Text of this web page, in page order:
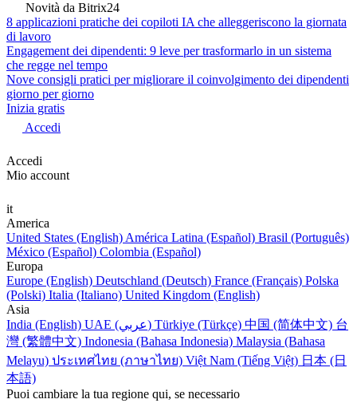
Novità da Bitrix24
8 applicazioni pratiche dei copiloti IA che alleggeriscono la giornata
di lavoro
Engagement dei dipendenti: 9 leve per trasformarlo in un sistema
che regge nel tempo
Nove consigli pratici per migliorare il coinvolgimento dei dipendenti
giorno per giorno
Inizia gratis
Accedi
Accedi
Mio account
it
America
United States (English) América Latina (Español) Brasil (Português)
México (Español) Colombia (Español)
Europa
Europe (English) Deutschland (Deutsch) France (Français) Polska
(Polski) Italia (Italiano) United Kingdom (English)
Asia
India (English)
UAE (عربي) Türkiye (Türkçe) 中国 (简体中文) 台
灣 (繁體中文) Indonesia (Bahasa Indonesia) Malaysia (Bahasa
Melayu) ประเทศไทย (ภาษาไทย) Việt Nam (Tiếng Việt) 日本 (日
本語)
Puoi cambiare la tua regione qui, se necessario